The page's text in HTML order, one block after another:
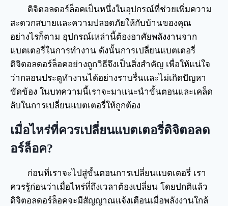
ดิจิตอลดอร์ล็อคเป็นหนึ่งในอุปกรณ์ที่ช่วยเพิ่มความ
สะดวกสบายและความปลอดภัยให้กับบ้านของคุณ
อย่างไรก็ตาม อุปกรณ์เหล่านี้ต้องอาศัยพลังงานจาก
แบตเตอรี่ในการทำงาน ดังนั้นการเปลี่ยนแบตเตอรี่
ดิจิตอลดอร์ล็อคอย่างถูกวิธีจึงเป็นสิ่งสำคัญ เพื่อให้แน่ใจ
ว่ากลอนประตูทำงานได้อย่างราบรื่นและไม่เกิดปัญหา
ขัดข้อง ในบทความนี้เราจะมาแนะนำขั้นตอนและเคล็ด
ลับในการเปลี่ยนแบตเตอรี่ให้ถูกต้อง
เมื่อไหร่ที่ควรเปลี่ยนแบตเตอรี่ดิจิตอลด
อร์ล็อค?
ก่อนที่เราจะไปสู่ขั้นตอนการเปลี่ยนแบตเตอรี่ เรา
ควรรู้ก่อนว่าเมื่อไหร่ที่ถึงเวลาต้องเปลี่ยน โดยปกติแล้ว
ดิจิตอลดอร์ล็อคจะมีสัญญาณแจ้งเตือนเมื่อพลังงานใกล้